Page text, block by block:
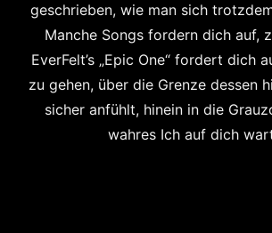
geschrieben, wie man sich
Manche Songs fordern dich auf,
EverFelt’s „Epic One“ fordert dich
zu gehen, über die Grenze dessen
sicher anfühlt, hinein in die
wahres Ich auf dich